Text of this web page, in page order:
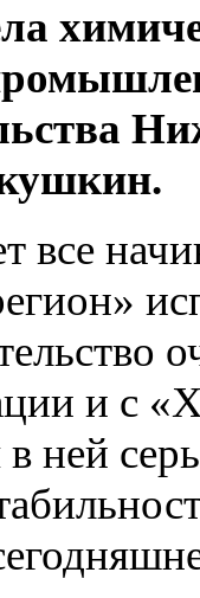
все
и с
в ней